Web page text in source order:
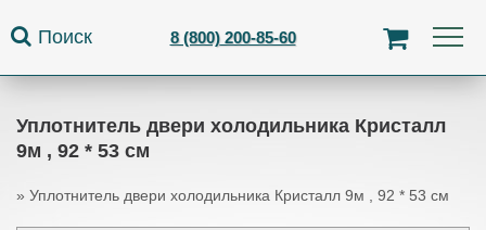
Поиск 8 (800) 200-85-60
Уплотнитель двери холодильника Кристалл
9м , 92 * 53 см
» Уплотнитель двери холодильника Кристалл 9м , 92 * 53 см